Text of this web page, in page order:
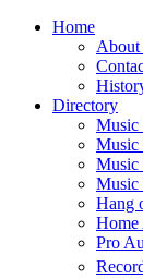
Home
About
Directory
Music
Music
Music
Music
Hang
Pro